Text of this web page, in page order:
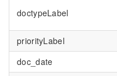
doctypeLabel
priorityLabel
doc_date